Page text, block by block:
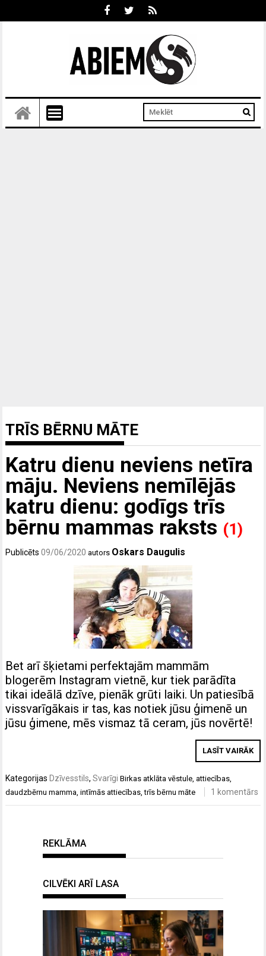
TRĪS BĒRNU MĀTE
Katru dienu neviens netīra
māju. Neviens nemīlējās
katru dienu: godīgs trīs
bērnu mammas raksts (1)
Publicēts09/06/2020 autors Oskars Daugulis
Bet arī šķietami perfektajām mammām
blogerēm Instagram vietnē, kur tiek parādīta
tikai ideālā dzīve, pienāk grūti laiki. Un patiesībā
vissvarīgākais ir tas, kas notiek jūsu ģimenē un
jūsu ģimene, mēs vismaz tā ceram, jūs novērtē!
LASĪT VAIRĀK
Kategorijas Dzīvesstils,Svarīgi Birkasatklāta vēstule,attiecības,
daudzbērnu mamma,intīmās attiecības,trīs bērnu māte 1 komentārs
REKLĀMA
CILVĒKI ARĪ LASA